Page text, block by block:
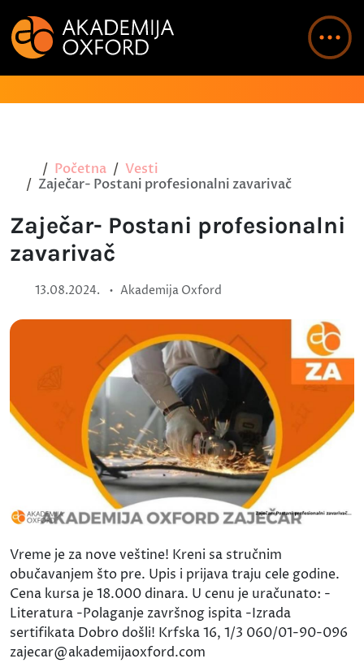
Početna
Vesti
Zaječar- Postani profesionalni zavarivač
Zaječar- Postani profesionalni
zavarivač
13.08.2024. • Akademija Oxford
Vreme je za nove veštine! Kreni sa stručnim
obučavanjem što pre. Upis i prijava traju cele godine.
Cena kursa je 18.000 dinara. U cenu je uračunato: -
Literatura -Polaganje završnog ispita -Izrada
sertifikata Dobro došli! Krfska 16, 1/3 060/01-90-096
zajecar@akademijaoxford.com